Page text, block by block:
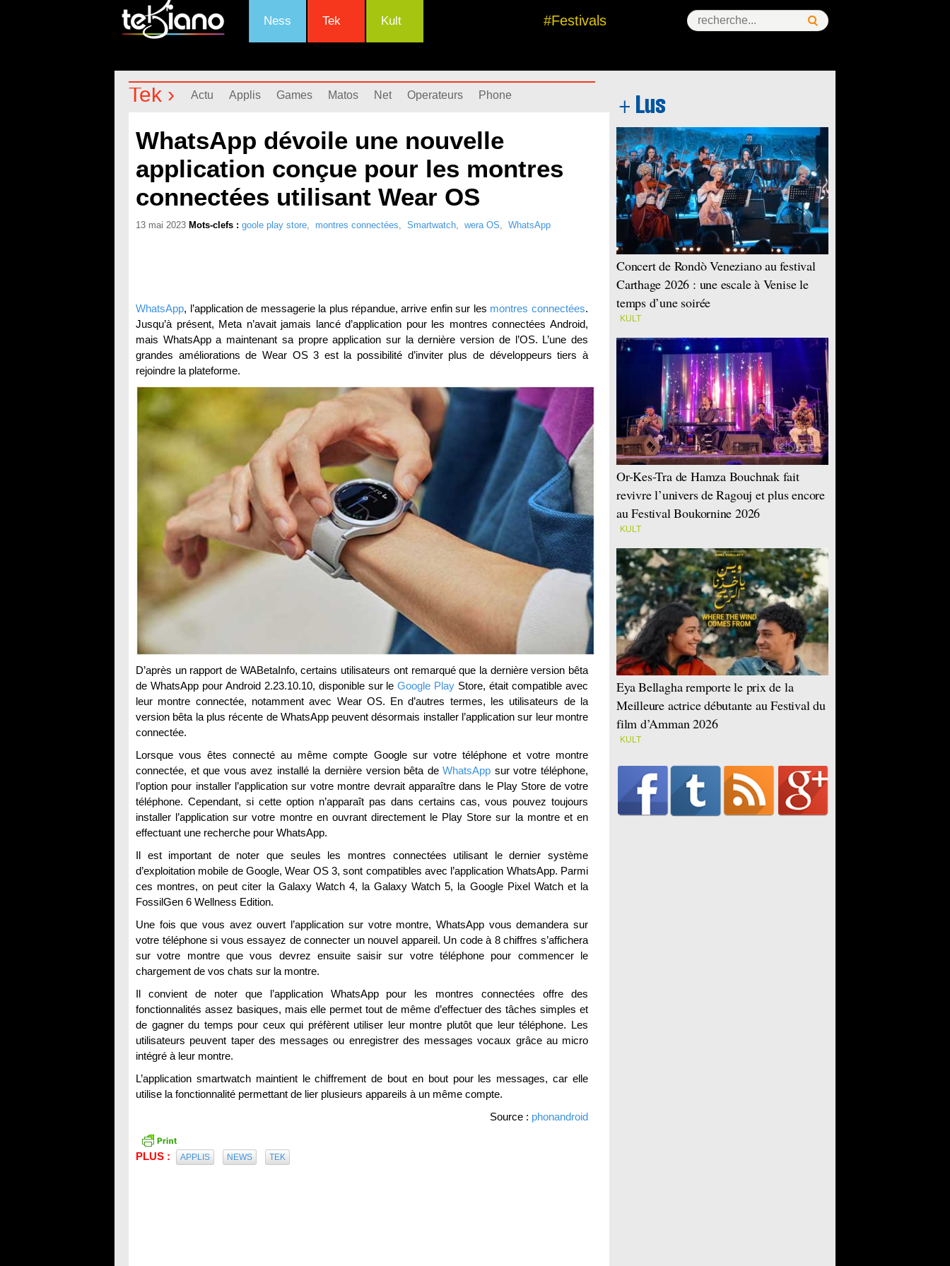
Ness Tek Kult #Festivals
Tek › Actu Applis Games Matos Net Operateurs Phone
WhatsApp dévoile une nouvelle
application conçue pour les montres
connectées utilisant Wear OS
13 mai 2023 Mots-clefs : goole play store, montres connectées, Smartwatch, wera OS, WhatsApp
WhatsApp, l’application de messagerie la plus répandue, arrive enfin sur les montres connectées.
Jusqu’à présent, Meta n’avait jamais lancé d’application pour les montres connectées Android,
mais WhatsApp a maintenant sa propre application sur la dernière version de l’OS. L’une des
grandes améliorations de Wear OS 3 est la possibilité d’inviter plus de développeurs tiers à
rejoindre la plateforme.
D’après un rapport de WABetaInfo, certains utilisateurs ont remarqué que la dernière version bêta
de WhatsApp pour Android 2.23.10.10, disponible sur leGoogle Play Store, était compatible avec
leur montre connectée, notamment avec Wear OS. En d’autres termes, les utilisateurs de la
version bêta la plus récente de WhatsApp peuvent désormais installer l’application sur leur montre
connectée.
Lorsque vous êtes connecté au même compte Google sur votre téléphone et votre montre
connectée, et que vous avez installé la dernière version bêta deWhatsApp sur votre téléphone,
l’option pour installer l’application sur votre montre devrait apparaître dans le Play Store de votre
téléphone. Cependant, si cette option n’apparaît pas dans certains cas, vous pouvez toujours
installer l’application sur votre montre en ouvrant directement le Play Store sur la montre et en
effectuant une recherche pour WhatsApp.
Il est important de noter que seules les montres connectées utilisant le dernier système
d’exploitation mobile de Google, Wear OS 3, sont compatibles avec l’application WhatsApp. Parmi
ces montres, on peut citer la Galaxy Watch 4, la Galaxy Watch 5, la Google Pixel Watch et la
FossilGen 6 Wellness Edition.
Une fois que vous avez ouvert l’application sur votre montre, WhatsApp vous demandera sur
votre téléphone si vous essayez de connecter un nouvel appareil. Un code à 8 chiffres s’affichera
sur votre montre que vous devrez ensuite saisir sur votre téléphone pour commencer le
chargement de vos chats sur la montre.
Il convient de noter que l’application WhatsApp pour les montres connectées offre des
fonctionnalités assez basiques, mais elle permet tout de même d’effectuer des tâches simples et
de gagner du temps pour ceux qui préfèrent utiliser leur montre plutôt que leur téléphone. Les
utilisateurs peuvent taper des messages ou enregistrer des messages vocaux grâce au micro
intégré à leur montre.
L’application smartwatch maintient le chiffrement de bout en bout pour les messages, car elle
utilise la fonctionnalité permettant de lier plusieurs appareils à un même compte.
Source : phonandroid
PLUS : APPLIS NEWS TEK
Concert de Rondò Veneziano au festival
Carthage 2026 : une escale à Venise le
temps d’une soirée
KULT
Or-Kes-Tra de Hamza Bouchnak fait
revivre l’univers de Ragouj et plus encore
au Festival Boukornine 2026
KULT
Eya Bellagha remporte le prix de la
Meilleure actrice débutante au Festival du
film d’Amman 2026
KULT